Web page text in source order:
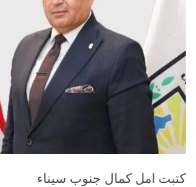
كتبت امل كمال جنوب سيناء